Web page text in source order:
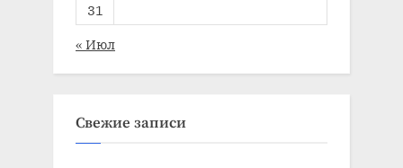
31
« Июл
Свежие записи